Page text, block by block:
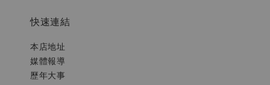
快速連結
本店地址
媒體報導
歷年大事